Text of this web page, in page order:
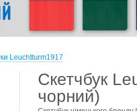
Leuchtturm1917
Скетчбук
чорний)